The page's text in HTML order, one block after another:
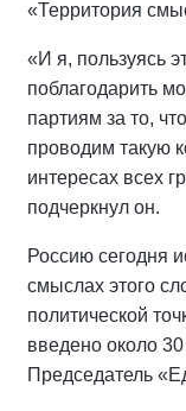
«Территория
«И я, пользуясь
поблагодарить
партиям за то,
проводим такую
интересах всех
подчеркнул он.
Россию сегодня
смыслах этого
политической
введено около
Председатель